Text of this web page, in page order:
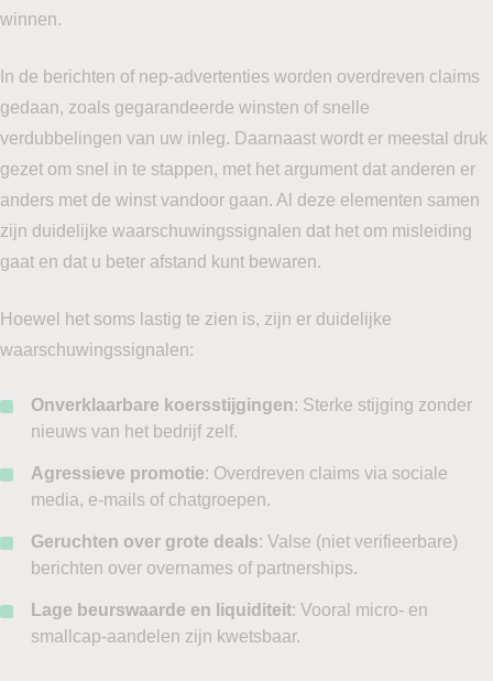
winnen.
In de berichten of nep-advertenties worden overdreven claims
gedaan, zoals gegarandeerde winsten of snelle
verdubbelingen van uw inleg. Daarnaast wordt er meestal druk
gezet om snel in te stappen, met het argument dat anderen er
anders met de winst vandoor gaan. Al deze elementen samen
zijn duidelijke waarschuwingssignalen dat het om misleiding
gaat en dat u beter afstand kunt bewaren.
Hoewel het soms lastig te zien is, zijn er duidelijke
waarschuwingssignalen:
Onverklaarbare koersstijgingen: Sterke stijging zonder
nieuws van het bedrijf zelf.
Agressieve promotie: Overdreven claims via sociale
media, e-mails of chatgroepen.
Geruchten over grote deals: Valse (niet verifieerbare)
berichten over overnames of partnerships.
Lage beurswaarde en liquiditeit: Vooral micro- en
smallcap-aandelen zijn kwetsbaar.